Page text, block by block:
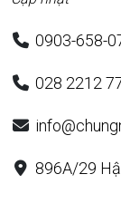
0903-658-
028 2212
896A/29